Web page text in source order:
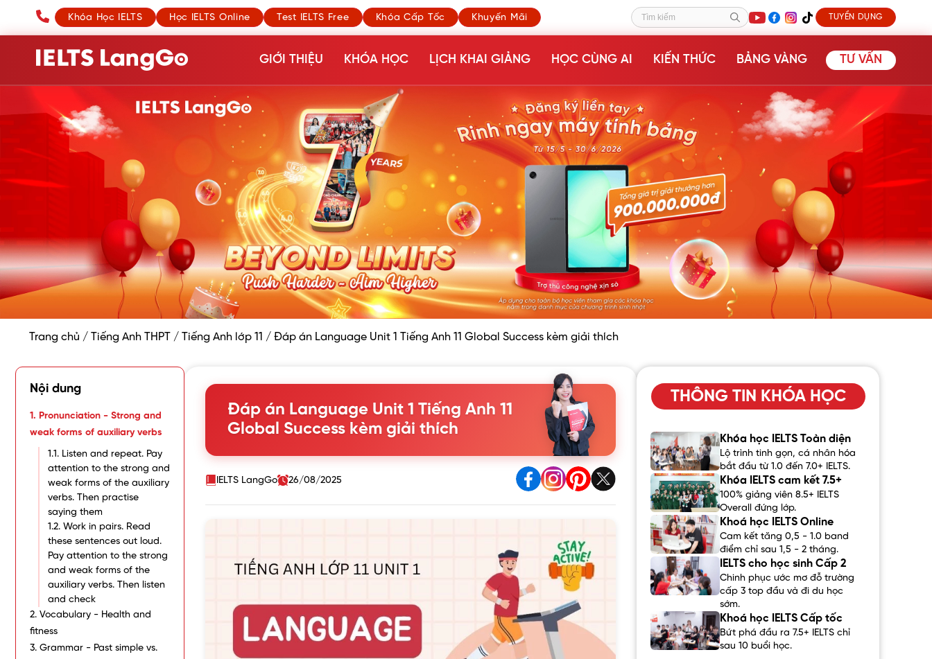
Khóa Học IELTS Học IELTS Online Test IELTS Free Khóa Cấp Tốc Khuyến Mãi Tìm kiếm TUYỂN DỤNG
GIỚI THIỆU KHÓA HỌC LỊCH KHAI GIẢNG HỌC CÙNG AI KIẾN THỨC BẢNG VÀNG TƯ VẤN
Trang chủ / Tiếng Anh THPT / Tiếng Anh lớp 11 / Đáp án Language Unit 1 Tiếng Anh 11 Global Success kèm giải thích
Nội dung
1. Pronunciation - Strong and
weak forms of auxiliary verbs
1.1. Listen and repeat. Pay
attention to the strong and
weak forms of the auxiliary
verbs. Then practise
saying them
1.2. Work in pairs. Read
these sentences out loud.
Pay attention to the strong
and weak forms of the
auxiliary verbs. Then listen
and check
2. Vocabulary - Health and
fitness
3. Grammar - Past simple vs.
Đáp án Language Unit 1 Tiếng Anh 11
Global Success kèm giải thích
IELTS LangGo 26/08/2025
THÔNG TIN KHÓA HỌC
Khóa học IELTS Toàn diện
Lộ trình tinh gọn, cá nhân hóa
bắt đầu từ 1.0 đến 7.0+ IELTS.
Khóa IELTS cam kết 7.5+
100% giảng viên 8.5+ IELTS
Overall đứng lớp.
Khoá học IELTS Online
Cam kết tăng 0,5 - 1.0 band
điểm chỉ sau 1,5 - 2 tháng.
IELTS cho học sinh Cấp 2
Chinh phục ước mơ đỗ trường
cấp 3 top đầu và đi du học
sớm.
Khoá học IELTS Cấp tốc
Bứt phá đầu ra 7.5+ IELTS chỉ
sau 10 buổi học.